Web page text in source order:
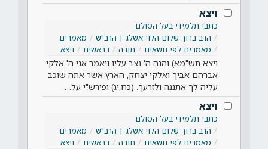
ויצא
כתבי תלמידי בעל הסולם
הרב ברוך שלום הלוי אשלג | הרב"ש
מאמרים
מאמרים לפי נושאים
תורה בראשית ויצא
ויצא תש"מא) והנה ה' נצב עליו ויאמר אני ה' אלקי
אברהם אביך ואלקי יצחק, הארץ אשר אתה שוכב
עליה לך אתננה ולזרעך. (כח,יג) ופירש"י על…
ויצא
כתבי תלמידי בעל הסולם
הרב ברוך שלום הלוי אשלג | הרב"ש
מאמרים
מאמרים לפי נושאים
תורה בראשית ויצא